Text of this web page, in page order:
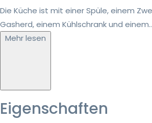
Die Küche ist mit einer Spüle, einem
Gasherd, einem Kühlschrank und
Mehr lesen
Eigenschaften